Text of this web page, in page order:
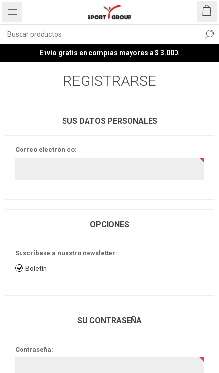
Envío gratis en compras mayores a $ 3.000.
REGISTRARSE
SUS DATOS PERSONALES
Correo electrónico:
OPCIONES
Suscríbase a nuestro newsletter:
Boletín
SU CONTRASEÑA
Contraseña: